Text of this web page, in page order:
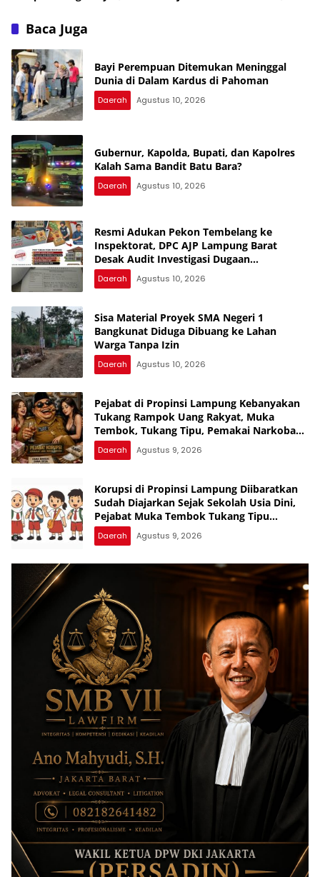
Pemakai Narkoba dan
Tukang Bekacuk
Baca Juga
Bayi Perempuan Ditemukan Meninggal
Dunia di Dalam Kardus di Pahoman
Daerah Agustus 10, 2026
Gubernur, Kapolda, Bupati, dan Kapolres
Kalah Sama Bandit Batu Bara?
Daerah Agustus 10, 2026
Resmi Adukan Pekon Tembelang ke
Inspektorat, DPC AJP Lampung Barat
Desak Audit Investigasi Dugaan
Penyimpangan Dana Desa
Daerah Agustus 10, 2026
Sisa Material Proyek SMA Negeri 1
Bangkunat Diduga Dibuang ke Lahan
Warga Tanpa Izin
Daerah Agustus 10, 2026
Pejabat di Propinsi Lampung Kebanyakan
Tukang Rampok Uang Rakyat, Muka
Tembok, Tukang Tipu, Pemakai Narkoba
dan Tukang Bekacuk
Daerah Agustus 9, 2026
Korupsi di Propinsi Lampung Diibaratkan
Sudah Diajarkan Sejak Sekolah Usia Dini,
Pejabat Muka Tembok Tukang Tipu
Rampok Uang Rakyat
Daerah Agustus 9, 2026